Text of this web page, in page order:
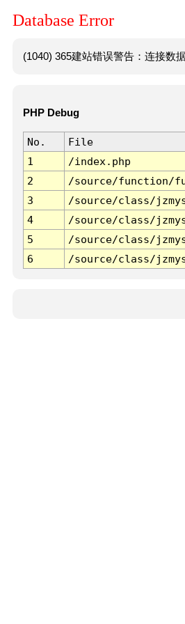
Database Error
(1040) 365建站错误警告：连接数
PHP Debug
No. File
1
/index.php
2
/source/function/
3
/source/class/
4
/source/class/
5
/source/class/
6
/source/class/